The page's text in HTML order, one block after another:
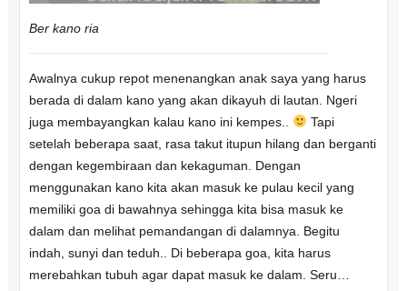
Ber kano ria
Awalnya cukup repot menenangkan anak saya yang harus
berada di dalam kano yang akan dikayuh di lautan. Ngeri
juga membayangkan kalau kano ini kempes..
Tapi
setelah beberapa saat, rasa takut itupun hilang dan berganti
dengan kegembiraan dan kekaguman. Dengan
menggunakan kano kita akan masuk ke pulau kecil yang
memiliki goa di bawahnya sehingga kita bisa masuk ke
dalam dan melihat pemandangan di dalamnya. Begitu
indah, sunyi dan teduh.. Di beberapa goa, kita harus
merebahkan tubuh agar dapat masuk ke dalam. Seru…